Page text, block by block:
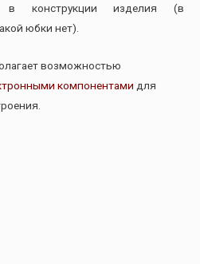
в конструкции изделия (в
юбки нет).
возможностью
компонентами для